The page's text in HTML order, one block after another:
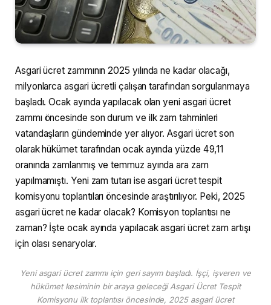
Asgari ücret zammının 2025 yılında ne kadar olacağı,
milyonlarca asgari ücretli çalışan tarafından sorgulanmaya
başladı. Ocak ayında yapılacak olan yeni asgari ücret
zammı öncesinde son durum ve ilk zam tahminleri
vatandaşların gündeminde yer alıyor. Asgari ücret son
olarak hükümet tarafından ocak ayında yüzde 49,11
oranında zamlanmış ve temmuz ayında ara zam
yapılmamıştı. Yeni zam tutarı ise asgari ücret tespit
komisyonu toplantıları öncesinde araştırılıyor. Peki, 2025
asgari ücret ne kadar olacak? Komisyon toplantısı ne
zaman? İşte ocak ayında yapılacak asgari ücret zam artışı
için olası senaryolar.
Yeni asgari ücret zammı için geri sayım başladı. İşçi, işveren ve
hükümet kesiminin bir araya geleceği Asgari Ücret Tespit
Komisyonu ilk toplantısı öncesinde, 2025 asgari ücret